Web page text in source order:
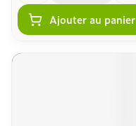
Ajouter au panier